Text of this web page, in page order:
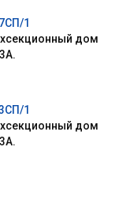
1
дом
1
дом